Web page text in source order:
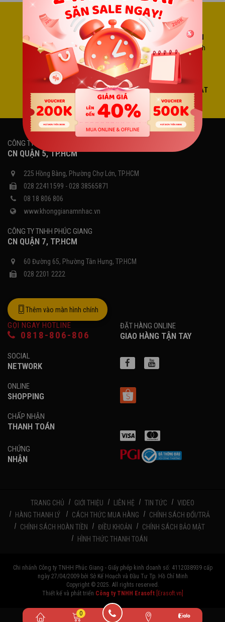
UY TÍN HÀNG ĐẦU
Sản phẩm độc quyền
MIỄN PHÍ VẬN CHUYỂN
Nội thành TP.Hồ Chí Minh
GIAO HÀNG TẬN NƠI
Thu tiền tận nhà
THANH TOÁN LINH HOẠT
Thanh toán sau
CÔNG TY TNHH PHÚC GIANG
CN QUẬN 5, TP.HCM
225 Hồng Bàng, Phường Chợ Lớn, TP.HCM
028 22411599 - 028 38565871
08 18 806 806
www.khonggianamnhac.vn
CÔNG TY TNHH PHÚC GIANG
CN QUẬN 7, TP.HCM
60 Đường 65, Phường Tân Hưng, TP.HCM
028 2201 2222
Thêm vào màn hình chính
GỌI NGAY HOTLINE
0818-806-806
ĐẶT HÀNG ONLINE
GIAO HÀNG TẬN TAY
SOCIAL
NETWORK
ONLINE
SHOPPING
CHẤP NHẬN
THANH TOÁN
CHỨNG
NHẬN
TRANG CHỦ GIỚI THIỆU LIÊN HỆ TIN TỨC
VIDEO
HÀNG THANH LÝ
CÁCH THỨC MUA HÀNG
CHÍNH SÁCH ĐỔI/TRẢ
CHÍNH SÁCH HOÀN TIỀN
ĐIỀU KHOẢN
CHÍNH SÁCH BẢO MẬT
HÌNH THỨC THANH TOÁN
Chi nhánh Công ty TNHH Phúc Giang - Giấy phép kinh doanh số: 4112038939 cấp
ngày 27/04/2009 bởi Sở Kế Hoạch và Đầu Tư Tp. Hồ Chí Minh
Copyright © 2025. All rights reserved.
Thiết kế và phát triển Công ty TNHH Erasoft [Erasoft.vn]
0